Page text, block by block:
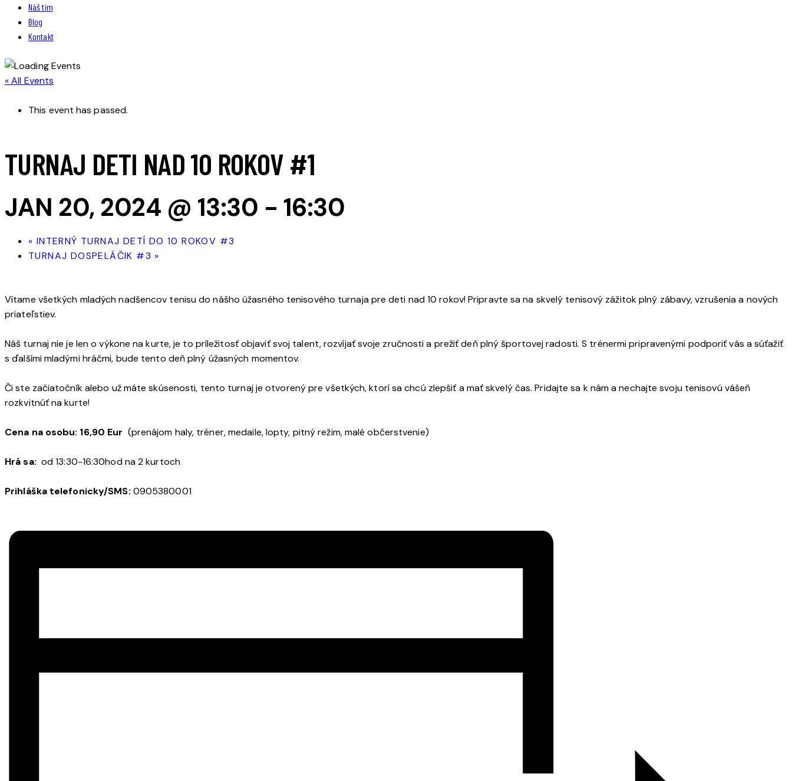
Náš tím
Blog
Kontakt
« All Events
This event has passed.
TURNAJ DETI NAD 10 ROKOV #1
JAN 20, 2024 @ 13:30 - 16:30
« INTERNÝ TURNAJ DETÍ DO 10 ROKOV #3
TURNAJ DOSPELÁČIK #3 »
Vítame všetkých mladých nadšencov tenisu do nášho úžasného tenisového turnaja pre deti nad 10 rokov! Pripravte sa na skvelý tenisový zážitok plný zábavy, vzrušenia a nových
priateľstiev.
Náš turnaj nie je len o výkone na kurte, je to príležitosť objaviť svoj talent, rozvíjať svoje zručnosti a prežiť deň plný športovej radosti. S trénermi pripravenými podporiť vás a súťažiť
s ďalšími mladými hráčmi, bude tento deň plný úžasných momentov.
Či ste začiatočník alebo už máte skúsenosti, tento turnaj je otvorený pre všetkých, ktorí sa chcú zlepšiť a mať skvelý čas. Pridajte sa k nám a nechajte svoju tenisovú vášeň
rozkvitnúť na kurte!
Cena na osobu: 16,90 Eur (prenájom haly, tréner, medaile, lopty, pitný režim, malé občerstvenie)
Hrá sa: od 13:30-16:30hod na 2 kurtoch
Prihláška telefonicky/SMS: 0905380001